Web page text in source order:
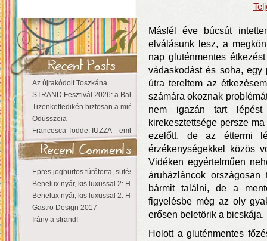
Az újrakódolt Toszkána
STRAND Fesztivál 2026: a Balaton partján a nyár még tart!
Tizenkettedikén biztosan a miénk a Sziget!
Odüsszeia
Francesca Todde: IUZZA – emlékezet, táj és irodalom találkozása a Mai
Epres joghurtos túrótorta, sütés nélkül
Benelux nyár, kis luxussal 2: Hollandia
Benelux nyár, kis luxussal 2: Hollandia
Gastro Design 2017
Irány a strand!
Másfél éve búcsút
elválásunk lesz, a
nap gluténmentes
vádaskodást és soha,
útra tereltem az
számára okoznak
nem igazán tart lépést
kirekesztettsége persze
ezelőtt, de az éttermi
érzékenységekkel közös
Vidéken egyértelműen
áruházláncok
bármit találni, de a
figyelésbe még az oly
erősen beletörik a bicskája.
Holott a gluténmentes